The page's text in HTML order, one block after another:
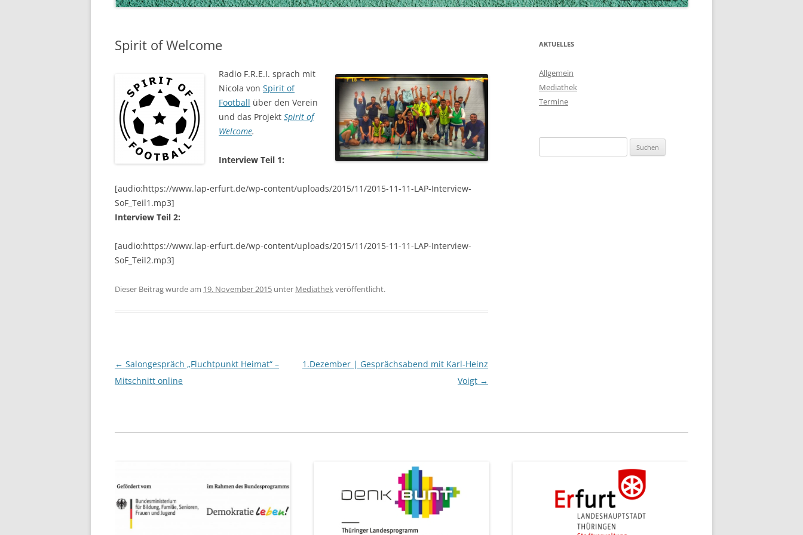
Spirit of Welcome
Radio F.R.E.I. sprach mit
Nicola von Spirit of
Football über den Verein
und das Projekt Spirit of
Welcome.
Interview Teil 1:
[audio:https://www.lap-erfurt.de/wp-content/uploads/2015/11/2015-11-11-LAP-Interview-
SoF_Teil1.mp3]
Interview Teil 2:
[audio:https://www.lap-erfurt.de/wp-content/uploads/2015/11/2015-11-11-LAP-Interview-
SoF_Teil2.mp3]
Dieser Beitrag wurde am 19. November 2015 unter Mediathek veröffentlicht.
Beitragsnavigation
← Salongespräch „Fluchtpunkt Heimat“ –
Mitschnitt online
1.Dezember | Gesprächsabend mit Karl-Heinz
Voigt →
AKTUELLES
Allgemein
Mediathek
Termine
nach: